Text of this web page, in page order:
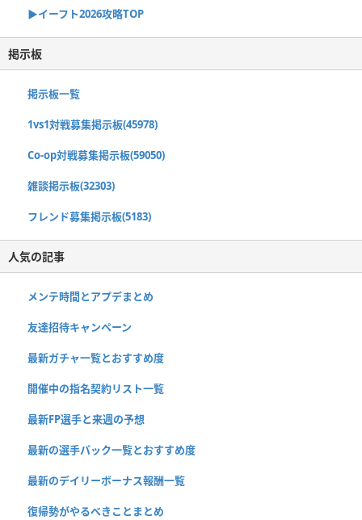
▶イーフト2026攻略TOP
掲示板
掲示板一覧
1vs1対戦募集掲示板(45978)
Co-op対戦募集掲示板(59050)
雑談掲示板(32303)
フレンド募集掲示板(5183)
人気の記事
メンテ時間とアプデまとめ
友達招待キャンペーン
最新ガチャ一覧とおすすめ度
開催中の指名契約リスト一覧
最新FP選手と来週の予想
最新の選手パック一覧とおすすめ度
最新のデイリーボーナス報酬一覧
復帰勢がやるべきことまとめ